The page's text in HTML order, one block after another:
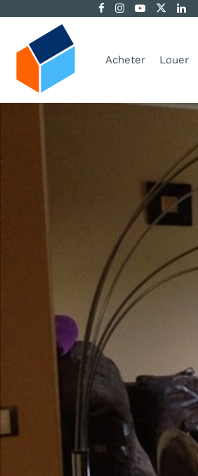
Acheter Louer